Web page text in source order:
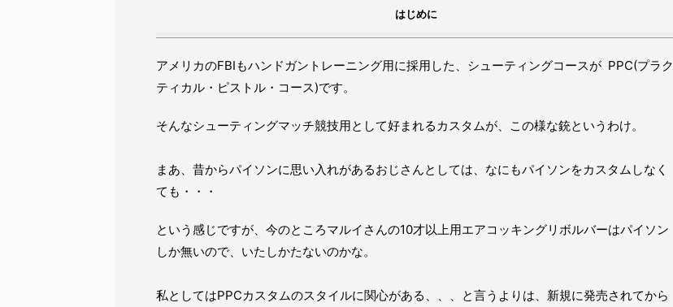
はじめに
アメリカのFBIもハンドガントレーニング用に採用した、シューティングコースが PPC(プラク
ティカル・ピストル・コース)です。
そんなシューティングマッチ競技用として好まれるカスタムが、この様な銃というわけ。
まあ、昔からパイソンに思い入れがあるおじさんとしては、なにもパイソンをカスタムしなく
ても・・・
という感じですが、今のところマルイさんの10才以上用エアコッキングリボルバーはパイソン
しか無いので、いたしかたないのかな。
私としてはPPCカスタムのスタイルに関心がある、、、と言うよりは、新規に発売されてから